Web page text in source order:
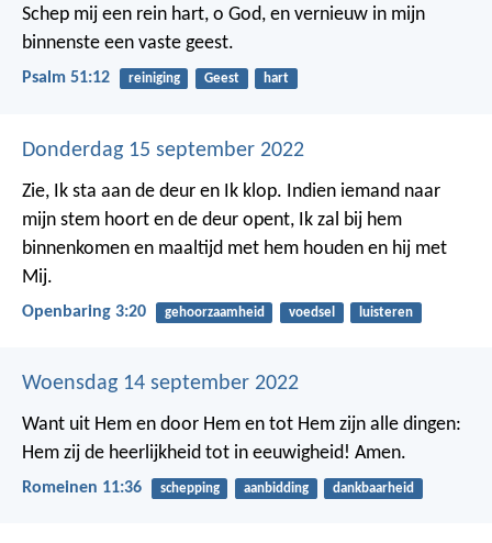
Schep mij een rein hart, o God, en vernieuw in mijn
binnenste een vaste geest.
Psalm 51:12 reiniging Geest hart
Donderdag 15 september 2022
Zie, Ik sta aan de deur en Ik klop. Indien iemand naar
mijn stem hoort en de deur opent, Ik zal bij hem
binnenkomen en maaltijd met hem houden en hij met
Mij.
Openbaring 3:20 gehoorzaamheid voedsel luisteren
Woensdag 14 september 2022
Want uit Hem en door Hem en tot Hem zijn alle dingen:
Hem zij de heerlijkheid tot in eeuwigheid! Amen.
Romeinen 11:36 schepping aanbidding dankbaarheid